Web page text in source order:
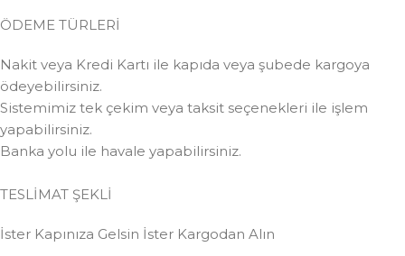
ÖDEME TÜRLERİ
Nakit veya Kredi Kartı ile kapıda veya şubede kargoya
ödeyebilirsiniz.
Sistemimiz tek çekim veya taksit seçenekleri ile işlem
yapabilirsiniz.
Banka yolu ile havale yapabilirsiniz.
TESLİMAT ŞEKLİ
İster Kapınıza Gelsin İster Kargodan Alın